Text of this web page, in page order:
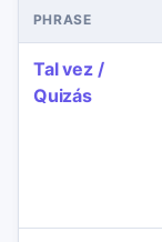
PHRASE
Tal vez /
Quizás